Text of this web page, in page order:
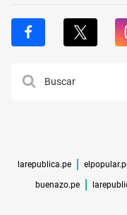
larepublica.pe
buenazo.pe